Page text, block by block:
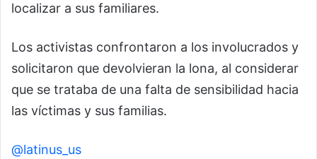
localizar a sus familiares.
Los activistas confrontaron a los involucrados y
solicitaron que devolvieran la lona, al considerar
que se trataba de una falta de sensibilidad hacia
las víctimas y sus familias.
@latinus_us